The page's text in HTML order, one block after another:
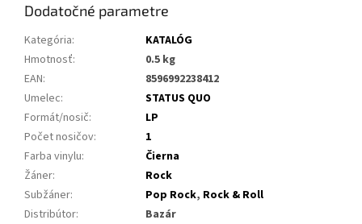
Dodatočné parametre
Kategória:
KATALÓG
Hmotnosť:
0.5 kg
EAN:
8596992238412
Umelec:
STATUS QUO
Formát/nosič:
LP
Počet nosičov:
1
Farba vinylu:
Čierna
Žáner:
Rock
Subžáner: Pop Rock, Rock & Roll
Distribútor:
Bazár